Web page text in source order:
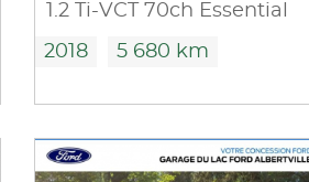
1.2 Ti-VCT 70ch Essential
2018 5 680 km